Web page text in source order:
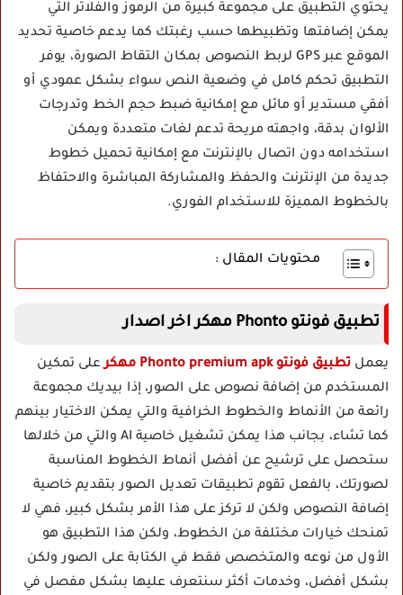
يحتوي التطبيق على مجموعة كبيرة من الرموز والفلاتر التي
يمكن إضافتها وتظبيطها حسب رغبتك كما يدعم خاصية تحديد
الموقع عبر GPS لربط النصوص بمكان التقاط الصورة، يوفر
التطبيق تحكم كامل في وضعية النص سواء بشكل عمودي أو
أفقي مستدير أو مائل مع إمكانية ضبط حجم الخط وتدرجات
الألوان بدقة، واجهته مريحة تدعم لغات متعددة ويمكن
استخدامه دون اتصال بالإنترنت مع إمكانية تحميل خطوط
جديدة من الإنترنت والحفظ والمشاركة المباشرة والاحتفاظ
بالخطوط المميزة للاستخدام الفوري.
محتويات المقال :
تطبيق فونتو Phonto مهكر اخر اصدار
يعمل تطبيق فونتو Phonto premium apk مهكر
على تمكين
المستخدم من إضافة نصوص على الصور، إذا بيديك مجموعة
رائعة من الأنماط والخطوط الخرافية والتي يمكن الاختيار بينهم
كما تشاء، بجانب هذا يمكن تشغيل خاصية AI والتي من خلالها
ستحصل على ترشيح عن أفضل أنماط الخطوط المناسبة
لصورتك، بالفعل تقوم تطبيقات تعديل الصور بتقديم خاصية
إضافة النصوص ولكن لا تركز على هذا الأمر بشكل كبير، فهي لا
تمنحك خيارات مختلفة من الخطوط، ولكن هذا التطبيق هو
الأول من نوعه والمتخصص فقط في الكتابة على الصور ولكن
بشكل أفضل، وخدمات أكثر سنتعرف عليها بشكل مفصل في